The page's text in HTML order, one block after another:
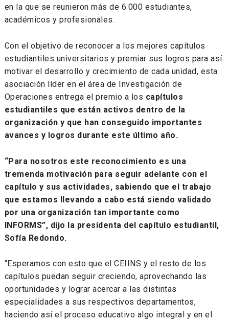
en la que se reunieron más de 6.000 estudiantes,
académicos y profesionales.
Con el objetivo de reconocer a los mejores capítulos
estudiantiles universitarios y premiar sus logros para así
motivar el desarrollo y crecimiento de cada unidad, esta
asociación líder en el área de Investigación de
Operaciones entrega el premio a los capítulos
estudiantiles que están activos dentro de la
organización y que han conseguido importantes
avances y logros durante este último año.
“Para nosotros este reconocimiento es una
tremenda motivación para seguir adelante con el
capítulo y sus actividades, sabiendo que el trabajo
que estamos llevando a cabo está siendo validado
por una organización tan importante como
INFORMS”, dijo la presidenta del capítulo estudiantil,
Sofía Redondo.
“Esperamos con esto que el CEIINS y el resto de los
capítulos puedan seguir creciendo, aprovechando las
oportunidades y lograr acercar a las distintas
especialidades a sus respectivos departamentos,
haciendo así el proceso educativo algo integral y en el